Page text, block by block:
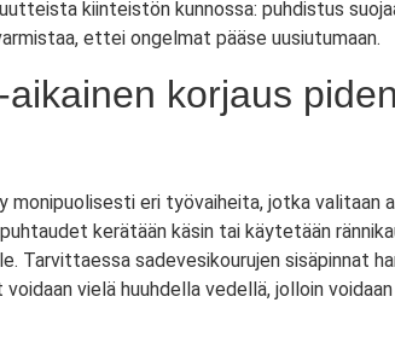
kiinteistön kunnossa: puhdistus
ettei ongelmat pääse uusiutumaan.
korjaus
eri työvaiheita, jotka valitaan
kerätään käsin tai käytetään
Tarvittaessa sadevesikourujen sisäpinnat
vielä huuhdella vedellä, jolloin